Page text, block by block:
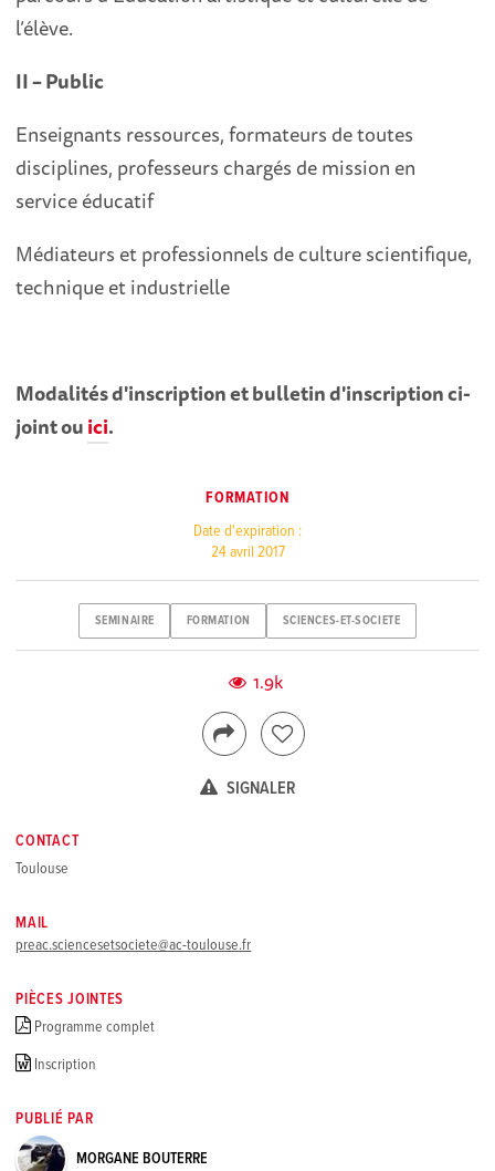
l’élève.
II – Public
Enseignants ressources, formateurs de toutes
disciplines, professeurs chargés de mission en
service éducatif
Médiateurs et professionnels de culture scientifique,
technique et industrielle
Modalités d'inscription et bulletin d'inscription ci-
joint ouici.
FORMATION
Date d'expiration :
24 avril 2017
SEMINAIRE FORMATION SCIENCES-ET-SOCIETE
1.9k
SIGNALER
CONTACT
Toulouse
MAIL
preac.sciencesetsociete@ac-toulouse.fr
PIÈCES JOINTES
Programme complet
Inscription
PUBLIÉ PAR
MORGANE BOUTERRE